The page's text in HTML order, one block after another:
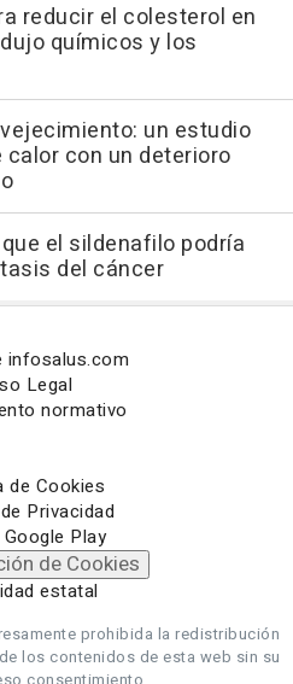
reducir el colesterol en
químicos y los
un estudio
con un deterioro
el sildenafilo podría
del cáncer
infosalus.com
Legal
normativo
de Cookies
Privacidad
Play
de Cookies
estatal
prohibida la redistribución
los contenidos de esta web sin su